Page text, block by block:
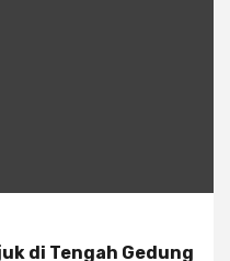
di Tengah Gedung